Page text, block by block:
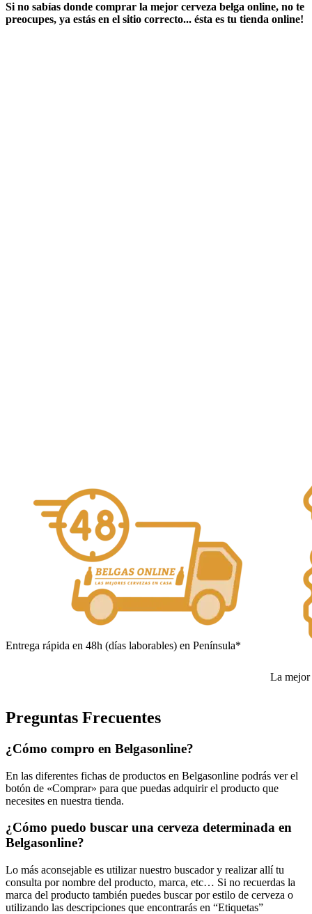
Si no sabías ​ donde comprar la mejor cerveza belga online​, no te
preocupes, ya estás en el sitio correcto... ésta es tu tienda online!
Entrega rápida en 48h (días laborables) en Península*
La mejor
Preguntas Frecuentes
¿Cómo compro en Belgasonline?
En las diferentes fichas de productos en Belgasonline podrás ver el
botón de «Comprar» para que puedas adquirir el producto que
necesites en nuestra tienda.
¿Cómo puedo buscar una cerveza determinada en
Belgasonline?
Lo más aconsejable es utilizar nuestro buscador y realizar allí tu
consulta por nombre del producto, marca, etc… Si no recuerdas la
marca del producto también puedes buscar por estilo de cerveza o
utilizando las descripciones que encontrarás en “Etiquetas”